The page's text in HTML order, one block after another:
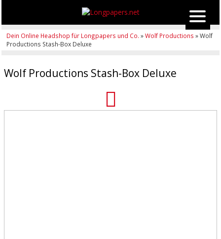
Dein Online Headshop für Longpapers und Co. »Wolf Productions » Wolf
Productions Stash-Box Deluxe
Wolf Productions Stash-Box Deluxe